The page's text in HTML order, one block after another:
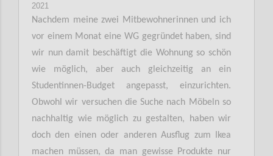
2021
Nachdem meine zwei Mitbewohnerinnen und ich
vor einem Monat eine WG gegründet haben, sind
wir nun damit beschäftigt die Wohnung so schön
wie möglich, aber auch gleichzeitig an ein
Studentinnen-Budget angepasst, einzurichten.
Obwohl wir versuchen die Suche nach Möbeln so
nachhaltig wie möglich zu gestalten, haben wir
doch den einen oder anderen Ausflug zum Ikea
machen müssen, da man gewisse Produkte nur